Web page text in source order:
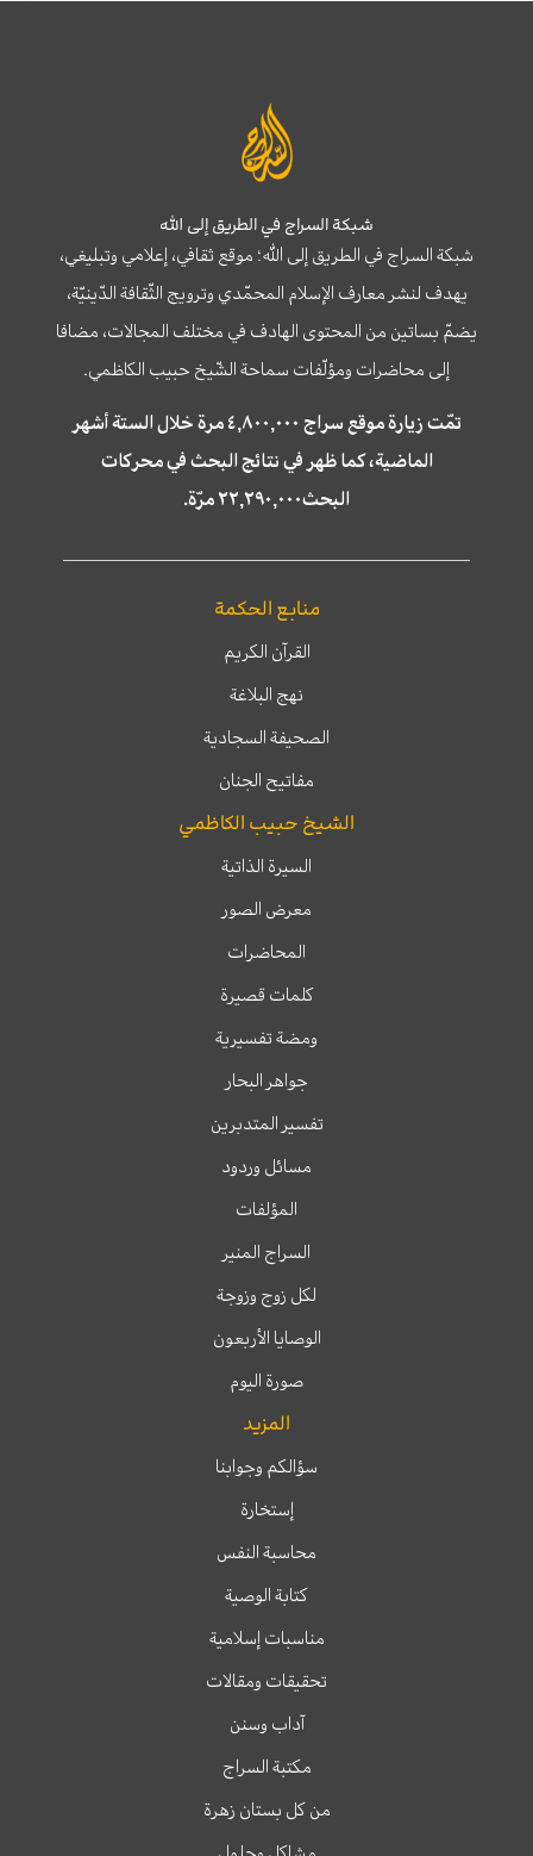
شبكة السراج في الطريق إلى الله
شبكة السراج في الطريق إلى الله؛ موقع ثقافي، إعلامي وتبليغي،
يهدف لنشر معارف الإسلام المحمّدي وترويج الثّقافة الدّينيّة،
يضمّ بساتين من المحتوى الهادف في مختلف المجالات، مضافا
إلى محاضرات ومؤلّفات سماحة الشّيخ حبيب الكاظمي.
تمّت زيارة موقع سراج ٤,٨٠٠,٠٠٠ مرة خلال الستة أشهر
الماضية، كما ظهر في نتائج البحث في محركات
البحث٢٢,٢٩٠,٠٠٠ مرّة.
منابع الحكمة
القرآن الكريم
نهج البلاغة
الصحيفة السجادية
مفاتيح الجنان
الشيخ حبيب الكاظمي
السيرة الذاتية
معرض الصور
المحاضرات
كلمات قصيرة
ومضة تفسيرية
جواهر البحار
تفسير المتدبرين
مسائل وردود
المؤلفات
السراج المنير
لكل زوج وزوجة
الوصايا الأربعون
صورة اليوم
المزيد
سؤالكم وجوابنا
إستخارة
محاسبة النفس
كتابة الوصية
مناسبات إسلامية
تحقيقات ومقالات
آداب وسنن
مكتبة السراج
من كل بستان زهرة